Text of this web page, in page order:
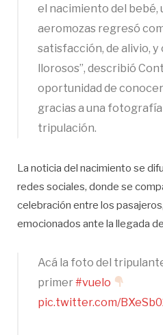
el nacimiento del bebé,
aeromozas regresó
satisfacción, de alivio, y
llorosos”, describió
oportunidad de
gracias a una
tripulación.
La noticia del nacimiento se
redes sociales, donde se
celebración entre los
emocionados ante la llegada
Acá la foto del
primer#vuelo
pic.twitter.com/